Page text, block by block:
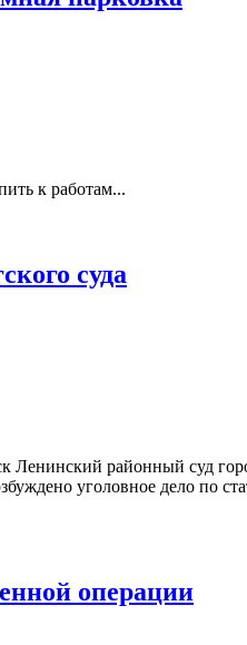
к работам...
суда
Ленинский районный суд
уголовное дело по
операции